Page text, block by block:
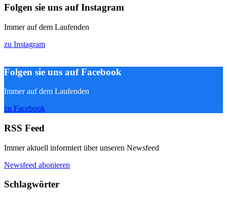
Folgen sie uns auf Instagram
Immer auf dem Laufenden
zu Instagram
Folgen sie uns auf Facebook
Immer auf dem Laufenden
zu Facebook
RSS Feed
Immer aktuell informiert über unseren Newsfeed
Newsfeed abonieren
Schlagwörter